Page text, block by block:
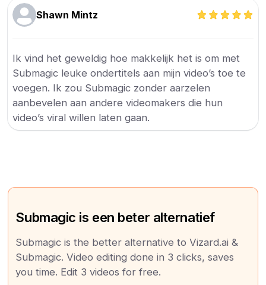
Shawn Mintz
Ik vind het geweldig hoe makkelijk het is om met
Submagic leuke ondertitels aan mijn video’s toe te
voegen. Ik zou Submagic zonder aarzelen
aanbevelen aan andere videomakers die hun
video’s viral willen laten gaan.
Submagic is een beter alternatief
Submagic is the better alternative to Vizard.ai &
Submagic. Video editing done in 3 clicks, saves
you time. Edit 3 videos for free.